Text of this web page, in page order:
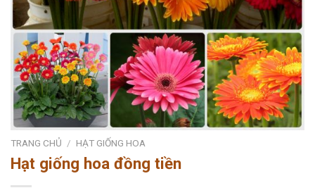
TRANG CHỦ / HẠT GIỐNG HOA
Hạt giống hoa đồng tiền